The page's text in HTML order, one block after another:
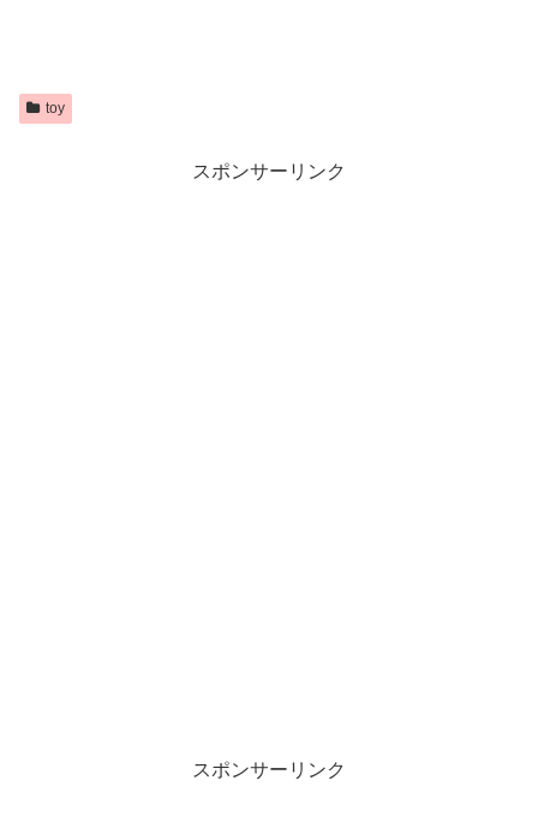
toy
スポンサーリンク
スポンサーリンク